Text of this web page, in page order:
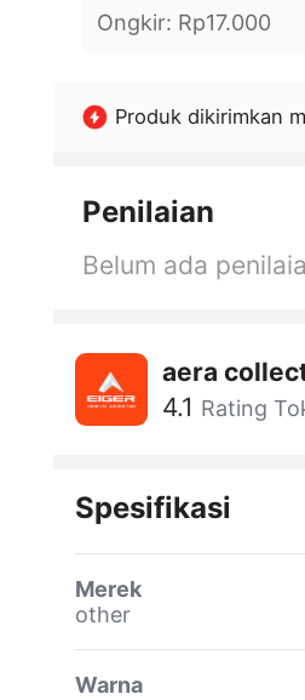
Ongkir: Rp17.000
Produk dikirimkan
Penilaian
Belum ada
aera
4.1 Rating
Spesifikasi
Merek
other
Warna